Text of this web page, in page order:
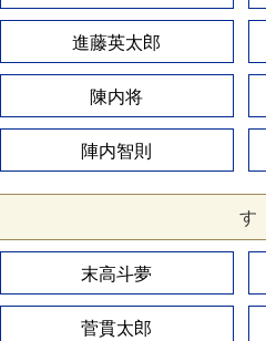
進藤英太郎
陳内将
陣内智則
す
末高斗夢
菅貫太郎